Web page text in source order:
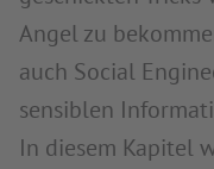
Angel zu
auch Social
sensiblen
In diesem Kapitel